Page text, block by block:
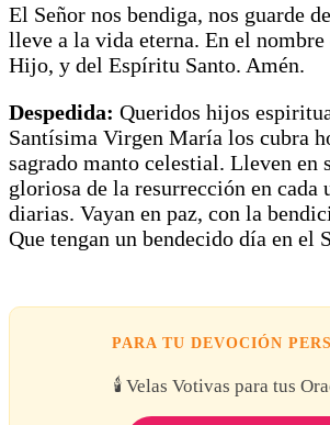
El Señor nos bendiga, nos guarde
lleve a la vida eterna. En el nombre
Hijo, y del Espíritu Santo. Amén.
Despedida: Queridos hijos
Santísima Virgen María los cubra
sagrado manto celestial. Lleven en
gloriosa de la resurrección en cada
diarias. Vayan en paz, con la
Que tengan un bendecido día en el
PARA TU DEVOCIÓN
🕯️ Velas Votivas para tus